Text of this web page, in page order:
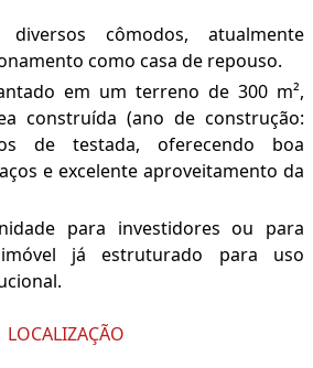
cômodos, atualmente
como casa de repouso.
em um terreno de 300 m²,
construída (ano de construção:
de testada, oferecendo boa
e excelente aproveitamento da
para investidores ou para
já estruturado para uso
LOCALIZAÇÃO